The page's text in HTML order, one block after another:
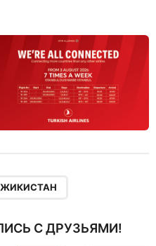
С ДРУЗЬЯМИ!